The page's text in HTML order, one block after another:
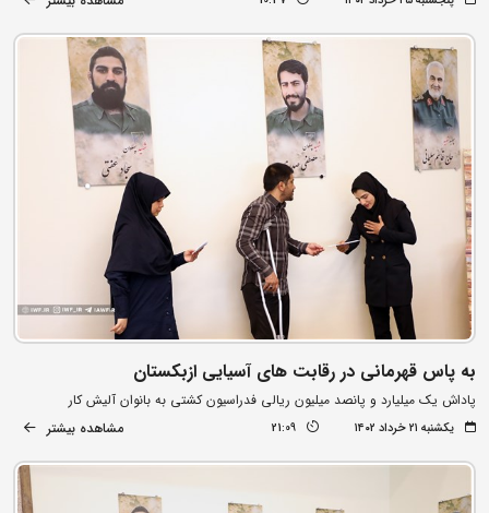
به پاس قهرمانی در رقابت های آسیایی ازبکستان
پاداش یک میلیارد و پانصد میلیون ریالی فدراسیون کشتی به بانوان آلیش کار
یکشنبه ۲۱ خرداد ۱۴۰۲ 21:09 مشاهده بیشتر